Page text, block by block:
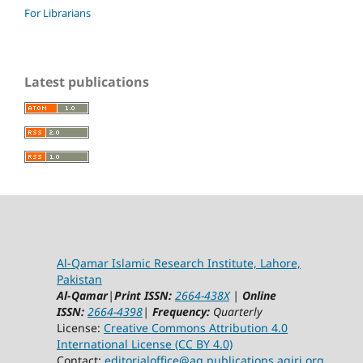
For Librarians
Latest publications
Al-Qamar Islamic Research Institute, Lahore,
Pakistan
Al-Qamar|Print ISSN: 2664-438X| Online
ISSN: 2664-4398| Frequency: Quarterly
License: Creative Commons Attribution 4.0
International License (CC BY 4.0)